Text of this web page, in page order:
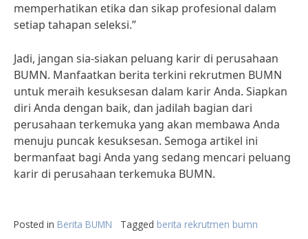
memperhatikan etika dan sikap profesional dalam
setiap tahapan seleksi.”
Jadi, jangan sia-siakan peluang karir di perusahaan
BUMN. Manfaatkan berita terkini rekrutmen BUMN
untuk meraih kesuksesan dalam karir Anda. Siapkan
diri Anda dengan baik, dan jadilah bagian dari
perusahaan terkemuka yang akan membawa Anda
menuju puncak kesuksesan. Semoga artikel ini
bermanfaat bagi Anda yang sedang mencari peluang
karir di perusahaan terkemuka BUMN.
Posted in Berita BUMN Tagged berita rekrutmen bumn